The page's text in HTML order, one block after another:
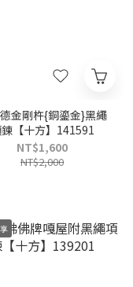
金剛杵{銅鎏金}黑繩
【十方】141591
NT$1,600
NT$2,000